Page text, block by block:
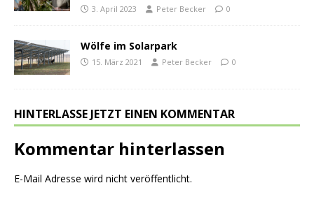
3. April 2023 Peter Becker 0
Wölfe im Solarpark
15. März 2021 Peter Becker 0
HINTERLASSE JETZT EINEN KOMMENTAR
Kommentar hinterlassen
E-Mail Adresse wird nicht veröffentlicht.